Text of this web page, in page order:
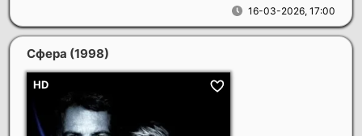
16-03-2026, 17:00
Сфера (1998)